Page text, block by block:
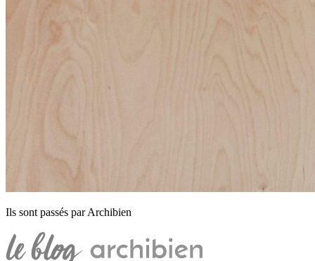
Ils sont passés par Archibien